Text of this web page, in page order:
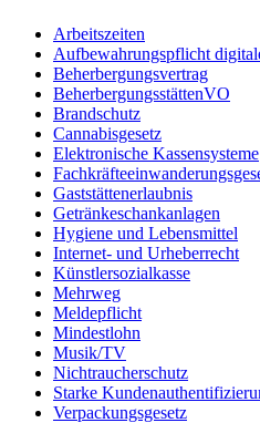
Arbeitszeiten
Aufbewahrungspflicht
Beherbergungsvertrag
BeherbergungsstättenVO
Brandschutz
Cannabisgesetz
Elektronische Kassensysteme
Gaststättenerlaubnis
Getränkeschankanlagen
Hygiene und Lebensmittel
Internet- und Urheberrecht
Künstlersozialkasse
Mehrweg
Meldepflicht
Mindestlohn
Musik/TV
Nichtraucherschutz
Starke
Verpackungsgesetz